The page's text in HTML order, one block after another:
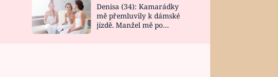
DESIGN
Denisa (34): Kamarádky
mě přemluvily k dámské
jízdě. Manžel mě po